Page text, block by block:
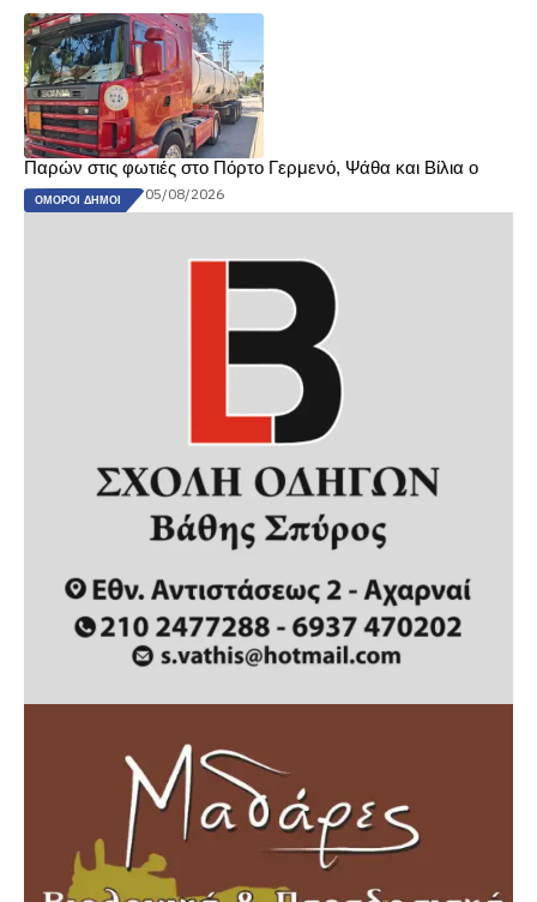
Παρών στις φωτιές στο Πόρτο Γερμενό, Ψάθα και Βίλια ο
ΌΜΟΡΟΙ ΔΉΜΟΙ 05/08/2026